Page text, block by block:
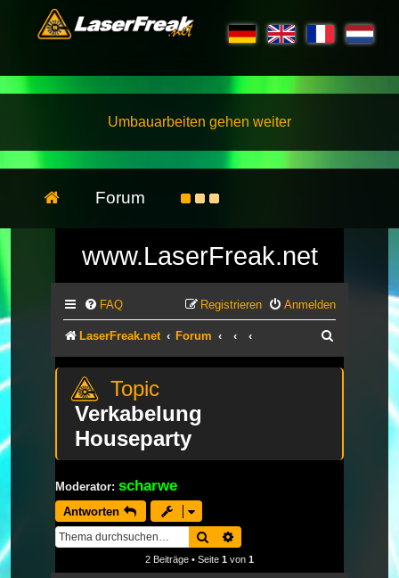
Umbauarbeiten gehen weiter
Forum
www.LaserFreak.net
FAQ Anmelden
Registrieren
LaserFreak.net Forum
Verkabelung
Houseparty
Moderator: scharwe
Antworten
Suche
2 Beiträge • Seite 1 von 1